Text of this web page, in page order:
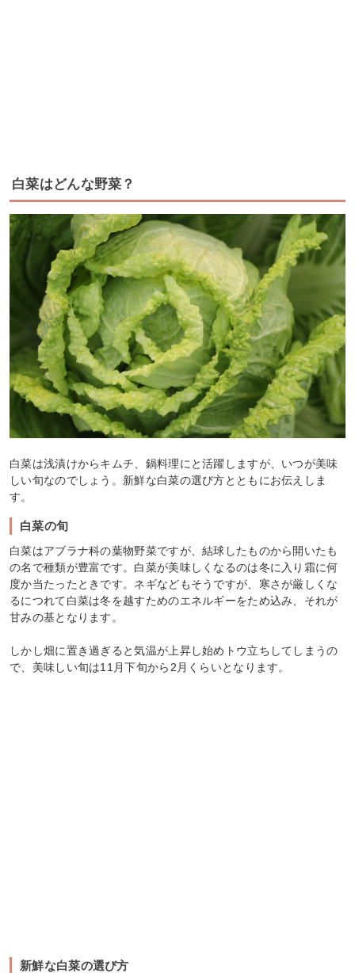
白菜はどんな野菜？
白菜は浅漬けからキムチ、鍋料理にと活躍しますが、いつが美味
しい旬なのでしょう。新鮮な白菜の選び方とともにお伝えしま
す。
白菜の旬
白菜はアブラナ科の葉物野菜ですが、結球したものから開いたも
の名で種類が豊富です。白菜が美味しくなるのは冬に入り霜に何
度か当たったときです。ネギなどもそうですが、寒さが厳しくな
るにつれて白菜は冬を越すためのエネルギーをため込み、それが
甘みの基となります。
しかし畑に置き過ぎると気温が上昇し始めトウ立ちしてしまうの
で、美味しい旬は11月下旬から2月くらいとなります。
新鮮な白菜の選び方